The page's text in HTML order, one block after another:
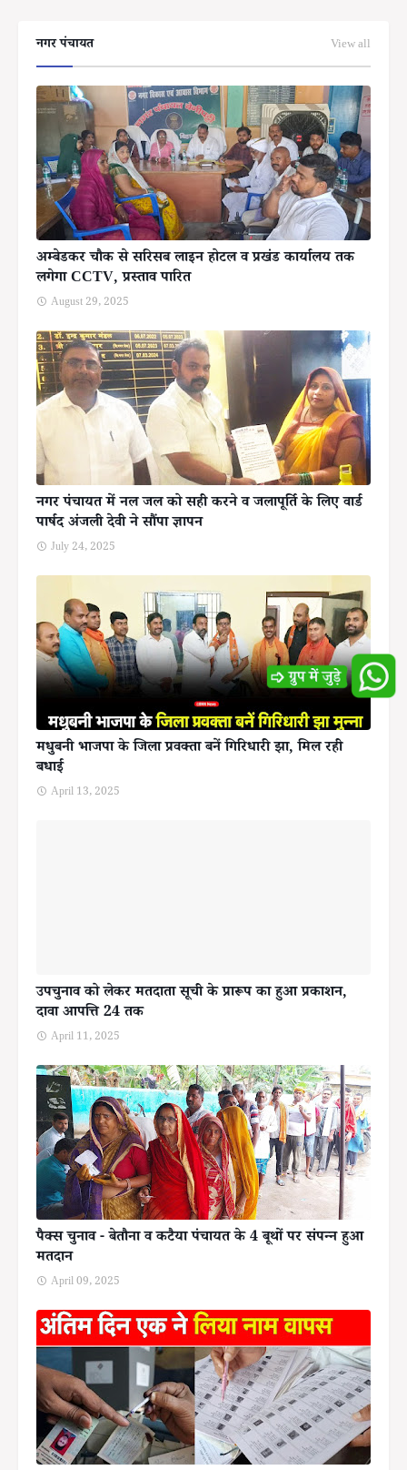
नगर पंचायत View all
अम्बेडकर चौक से सरिसब लाइन होटल व प्रखंड कार्यालय तक
लगेगा CCTV, प्रस्ताव पारित
August 29, 2025
नगर पंचायत में नल जल को सही करने व जलापूर्ति के लिए वार्ड
पार्षद अंजली देवी ने सौंपा ज्ञापन
July 24, 2025
मधुबनी भाजपा के जिला प्रवक्ता बनें गिरिधारी झा, मिल रही
बधाई
April 13, 2025
उपचुनाव को लेकर मतदाता सूची के प्रारूप का हुआ प्रकाशन,
दावा आपत्ति 24 तक
April 11, 2025
पैक्स चुनाव - बेतौना व कटैया पंचायत के 4 बूथों पर संपन्न हुआ
मतदान
April 09, 2025